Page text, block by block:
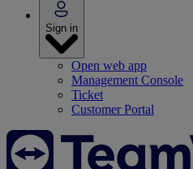
Sign in
Open web app
Management Console
Ticket
Customer Portal